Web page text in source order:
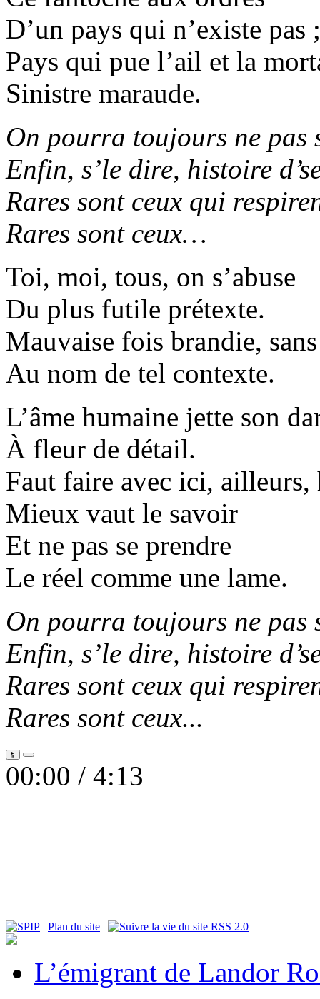
D’un pays qui n’existe pas ;
Pays qui pue l’ail et la
Sinistre maraude.
On pourra toujours ne pas
Enfin, s’le dire, histoire
Rares sont ceux qui
Rares sont ceux…
Toi, moi, tous, on s’abuse
Du plus futile prétexte.
Mauvaise fois brandie,
Au nom de tel contexte.
L’âme humaine jette son
À fleur de détail.
Faut faire avec ici, ailleurs,
Mieux vaut le savoir
Et ne pas se prendre
Le réel comme une lame.
On pourra toujours ne pas
Enfin, s’le dire, histoire
Rares sont ceux qui
Rares sont ceux...
00:00 / 4:13
| Plan du site | RSS 2.0
L’émigrant de Landor